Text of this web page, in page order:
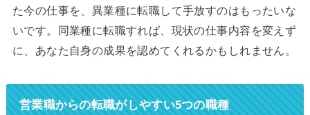
た今の仕事を、異業種に転職して手放すのはもったいな
いです。同業種に転職すれば、現状の仕事内容を変えず
に、あなた自身の成果を認めてくれるかもしれません。
営業職からの転職がしやすい5つの職種